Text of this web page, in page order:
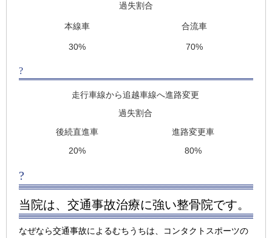
過失割合
本線車 合流車
30% 70%
?
走行車線から追越車線へ進路変更
過失割合
後続直進車
進路変更車
20%
80%
?
当院は、交通事故治療に強い整骨院です。
なぜなら交通事故によるむちうちは、コンタクトスポーツの